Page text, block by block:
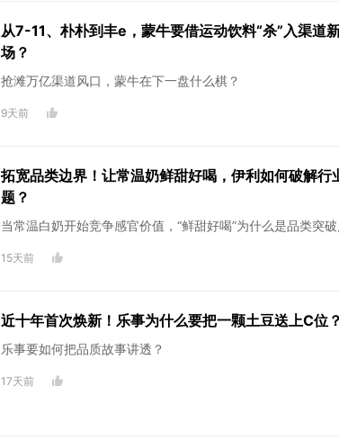
从7-11、朴朴到丰e，蒙牛要借运动饮料“杀”入渠道
场？
抢滩万亿渠道风口，蒙牛在下一盘什么棋？
9天前
拓宽品类边界！让常温奶鲜甜好喝，伊利如何破解行
题？
当常温白奶开始竞争感官价值，“鲜甜好喝”为什么是品类突破
15天前
近十年首次焕新！乐事为什么要把一颗土豆送上C位？
乐事要如何把品质故事讲透？
17天前